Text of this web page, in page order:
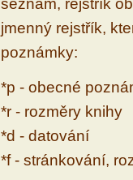
jmenný rejstřík,
poznámky:
*p - obecné
*r - rozměry knihy
*d - datování
*f - stránkování,